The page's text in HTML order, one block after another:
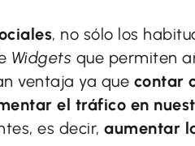
, no sólo los
Widgets que permiten
ventaja ya que contar
el tráfico en
es decir, aumentar